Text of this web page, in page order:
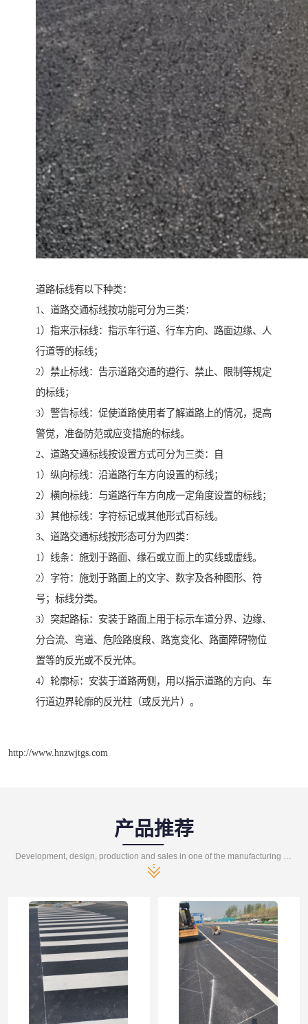
道路标线有以下种类：
1、道路交通标线按功能可分为三类：
1）指来示标线：指示车行道、行车方向、路面边缘、人
行道等的标线；
2）禁止标线：告示道路交通的遵行、禁止、限制等规定
的标线；
3）警告标线：促使道路使用者了解道路上的情况，提高
警觉，准备防范或应变措施的标线。
2、道路交通标线按设置方式可分为三类：自
1）纵向标线：沿道路行车方向设置的标线；
2）横向标线：与道路行车方向成一定角度设置的标线；
3）其他标线：字符标记或其他形式百标线。
3、道路交通标线按形态可分为四类：
1）线条：施划于路面、缘石或立面上的实线或虚线。
2）字符：施划于路面上的文字、数字及各种图形、符
号；标线分类。
3）突起路标：安装于路面上用于标示车道分界、边缘、
分合流、弯道、危险路度段、路宽变化、路面障碍物位
置等的反光或不反光体。
4）轮廓标：安装于道路两侧，用以指示道路的方向、车
行道边界轮廓的反光柱（或反光片）。
http://www.hnzwjtgs.com
产品推荐
Development, design, production and sales in one of the manufacturing enterprises